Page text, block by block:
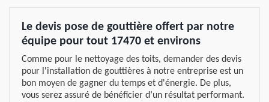
Le devis pose de gouttière offert par notre
équipe pour tout 17470 et environs
Comme pour le nettoyage des toits, demander des devis
pour l'installation de gouttières à notre entreprise est un
bon moyen de gagner du temps et d'énergie. De plus,
vous serez assuré de bénéficier d’un résultat performant.